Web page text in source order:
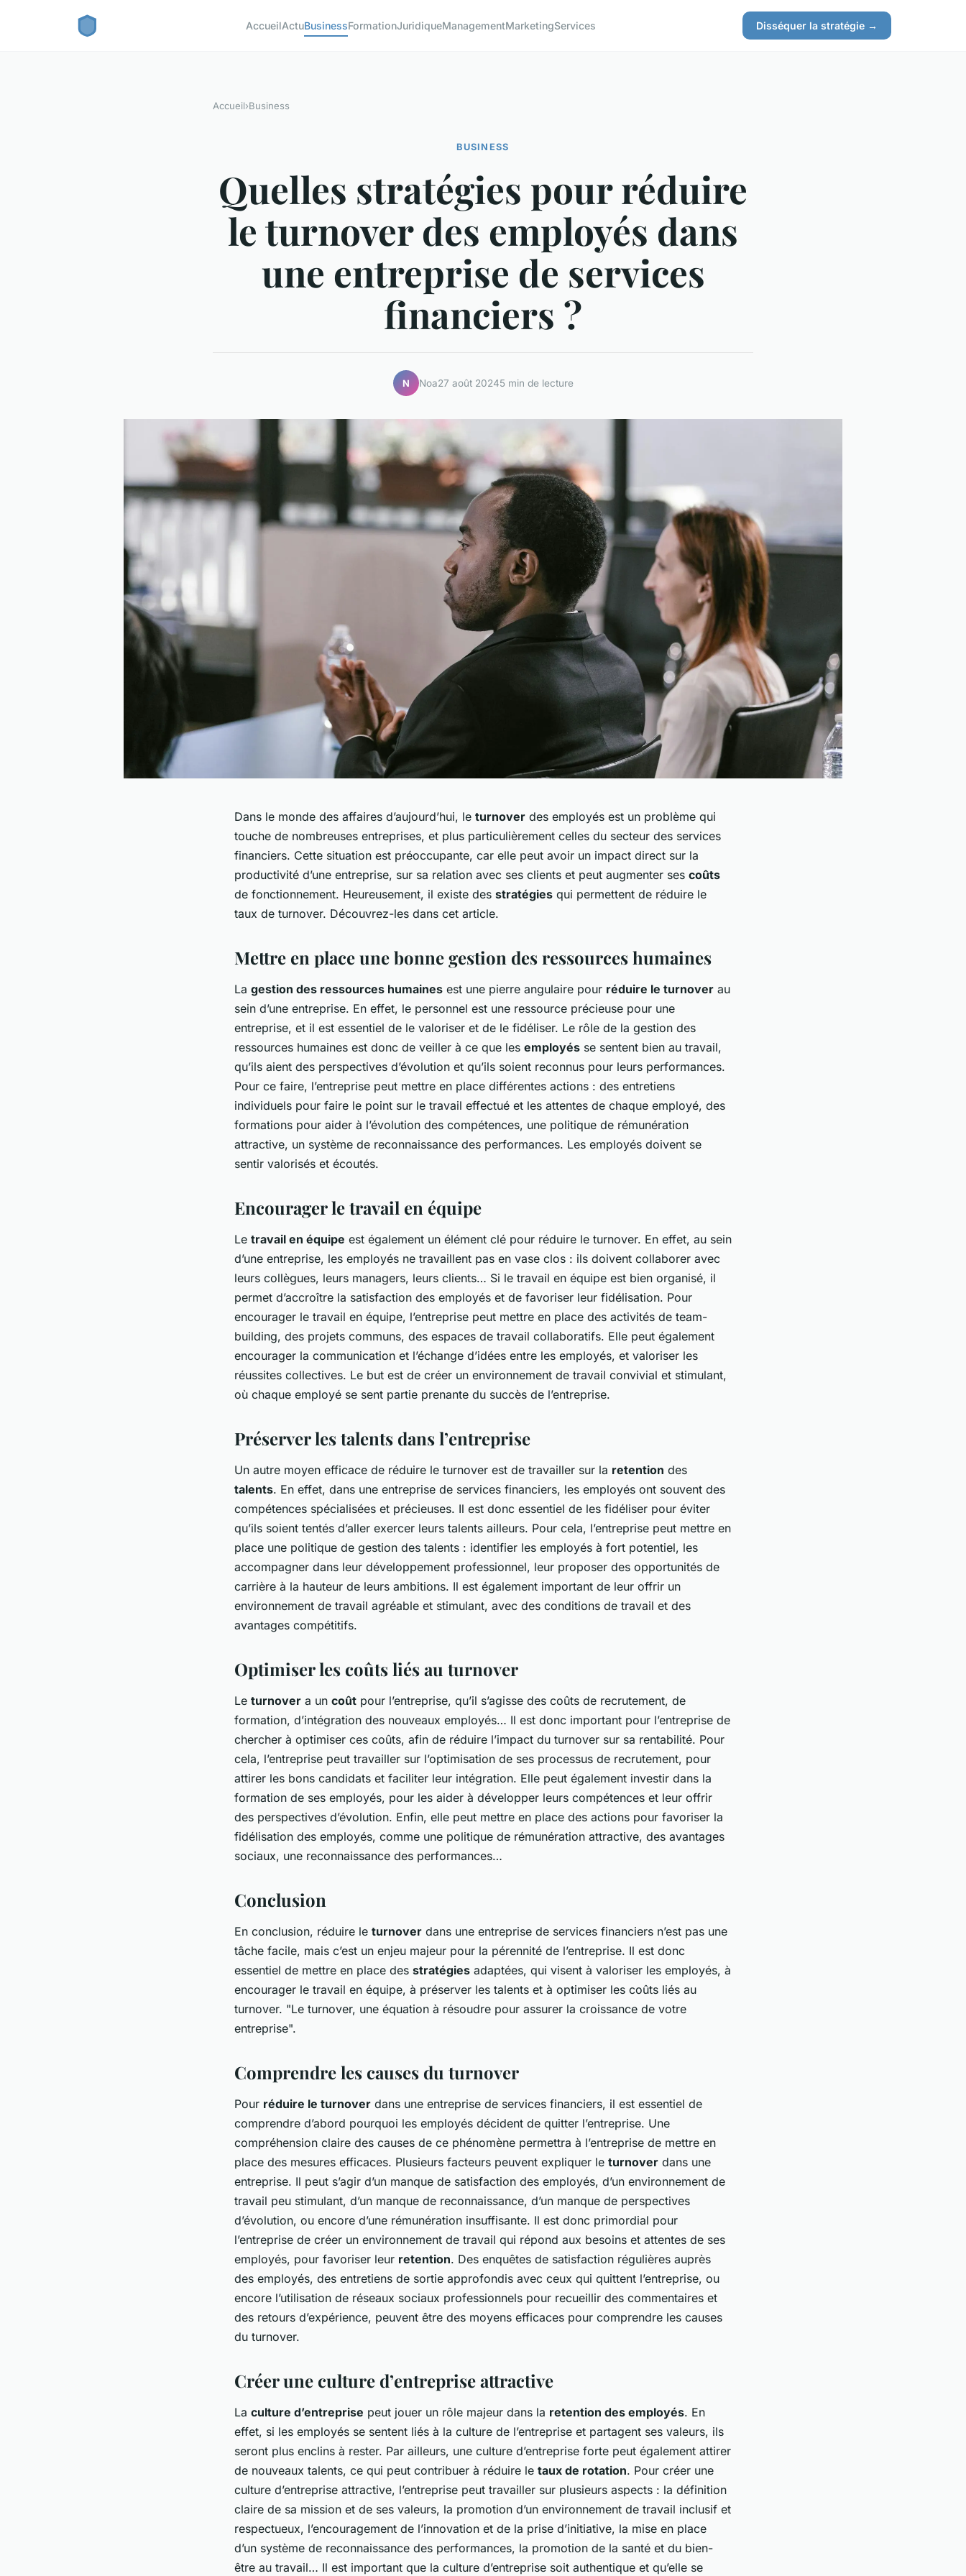
AccueilActuBusinessFormationJuridiqueManagementMarketingServices Disséquer la stratégie →
Accueil›Business
BUSINESS
Quelles stratégies pour réduire
le turnover des employés dans
une entreprise de services
financiers ?
N Noa27 août 20245 min de lecture
Dans le monde des affaires d’aujourd’hui, le turnover des employés est un problème qui
touche de nombreuses entreprises, et plus particulièrement celles du secteur des services
financiers. Cette situation est préoccupante, car elle peut avoir un impact direct sur la
productivité d’une entreprise, sur sa relation avec ses clients et peut augmenter ses coûts
de fonctionnement. Heureusement, il existe des stratégies qui permettent de réduire le
taux de turnover. Découvrez-les dans cet article.
Mettre en place une bonne gestion des ressources humaines
La gestion des ressources humaines est une pierre angulaire pour réduire le turnover au
sein d’une entreprise. En effet, le personnel est une ressource précieuse pour une
entreprise, et il est essentiel de le valoriser et de le fidéliser. Le rôle de la gestion des
ressources humaines est donc de veiller à ce que les employés se sentent bien au travail,
qu’ils aient des perspectives d’évolution et qu’ils soient reconnus pour leurs performances.
Pour ce faire, l’entreprise peut mettre en place différentes actions : des entretiens
individuels pour faire le point sur le travail effectué et les attentes de chaque employé, des
formations pour aider à l’évolution des compétences, une politique de rémunération
attractive, un système de reconnaissance des performances. Les employés doivent se
sentir valorisés et écoutés.
Encourager le travail en équipe
Le travail en équipe est également un élément clé pour réduire le turnover. En effet, au sein
d’une entreprise, les employés ne travaillent pas en vase clos : ils doivent collaborer avec
leurs collègues, leurs managers, leurs clients… Si le travail en équipe est bien organisé, il
permet d’accroître la satisfaction des employés et de favoriser leur fidélisation. Pour
encourager le travail en équipe, l’entreprise peut mettre en place des activités de team-
building, des projets communs, des espaces de travail collaboratifs. Elle peut également
encourager la communication et l’échange d’idées entre les employés, et valoriser les
réussites collectives. Le but est de créer un environnement de travail convivial et stimulant,
où chaque employé se sent partie prenante du succès de l’entreprise.
Préserver les talents dans l’entreprise
Un autre moyen efficace de réduire le turnover est de travailler sur la retention des
talents. En effet, dans une entreprise de services financiers, les employés ont souvent des
compétences spécialisées et précieuses. Il est donc essentiel de les fidéliser pour éviter
qu’ils soient tentés d’aller exercer leurs talents ailleurs. Pour cela, l’entreprise peut mettre en
place une politique de gestion des talents : identifier les employés à fort potentiel, les
accompagner dans leur développement professionnel, leur proposer des opportunités de
carrière à la hauteur de leurs ambitions. Il est également important de leur offrir un
environnement de travail agréable et stimulant, avec des conditions de travail et des
avantages compétitifs.
Optimiser les coûts liés au turnover
Le turnover a un coût pour l’entreprise, qu’il s’agisse des coûts de recrutement, de
formation, d’intégration des nouveaux employés… Il est donc important pour l’entreprise de
chercher à optimiser ces coûts, afin de réduire l’impact du turnover sur sa rentabilité. Pour
cela, l’entreprise peut travailler sur l’optimisation de ses processus de recrutement, pour
attirer les bons candidats et faciliter leur intégration. Elle peut également investir dans la
formation de ses employés, pour les aider à développer leurs compétences et leur offrir
des perspectives d’évolution. Enfin, elle peut mettre en place des actions pour favoriser la
fidélisation des employés, comme une politique de rémunération attractive, des avantages
sociaux, une reconnaissance des performances…
Conclusion
En conclusion, réduire le turnover dans une entreprise de services financiers n’est pas une
tâche facile, mais c’est un enjeu majeur pour la pérennité de l’entreprise. Il est donc
essentiel de mettre en place des stratégies adaptées, qui visent à valoriser les employés, à
encourager le travail en équipe, à préserver les talents et à optimiser les coûts liés au
turnover. "Le turnover, une équation à résoudre pour assurer la croissance de votre
entreprise".
Comprendre les causes du turnover
Pour réduire le turnover dans une entreprise de services financiers, il est essentiel de
comprendre d’abord pourquoi les employés décident de quitter l’entreprise. Une
compréhension claire des causes de ce phénomène permettra à l’entreprise de mettre en
place des mesures efficaces. Plusieurs facteurs peuvent expliquer le turnover dans une
entreprise. Il peut s’agir d’un manque de satisfaction des employés, d’un environnement de
travail peu stimulant, d’un manque de reconnaissance, d’un manque de perspectives
d’évolution, ou encore d’une rémunération insuffisante. Il est donc primordial pour
l’entreprise de créer un environnement de travail qui répond aux besoins et attentes de ses
employés, pour favoriser leur retention. Des enquêtes de satisfaction régulières auprès
des employés, des entretiens de sortie approfondis avec ceux qui quittent l’entreprise, ou
encore l’utilisation de réseaux sociaux professionnels pour recueillir des commentaires et
des retours d’expérience, peuvent être des moyens efficaces pour comprendre les causes
du turnover.
Créer une culture d’entreprise attractive
La culture d’entreprise peut jouer un rôle majeur dans la retention des employés. En
effet, si les employés se sentent liés à la culture de l’entreprise et partagent ses valeurs, ils
seront plus enclins à rester. Par ailleurs, une culture d’entreprise forte peut également attirer
de nouveaux talents, ce qui peut contribuer à réduire le taux de rotation. Pour créer une
culture d’entreprise attractive, l’entreprise peut travailler sur plusieurs aspects : la définition
claire de sa mission et de ses valeurs, la promotion d’un environnement de travail inclusif et
respectueux, l’encouragement de l’innovation et de la prise d’initiative, la mise en place
d’un système de reconnaissance des performances, la promotion de la santé et du bien-
être au travail… Il est important que la culture d’entreprise soit authentique et qu’elle se